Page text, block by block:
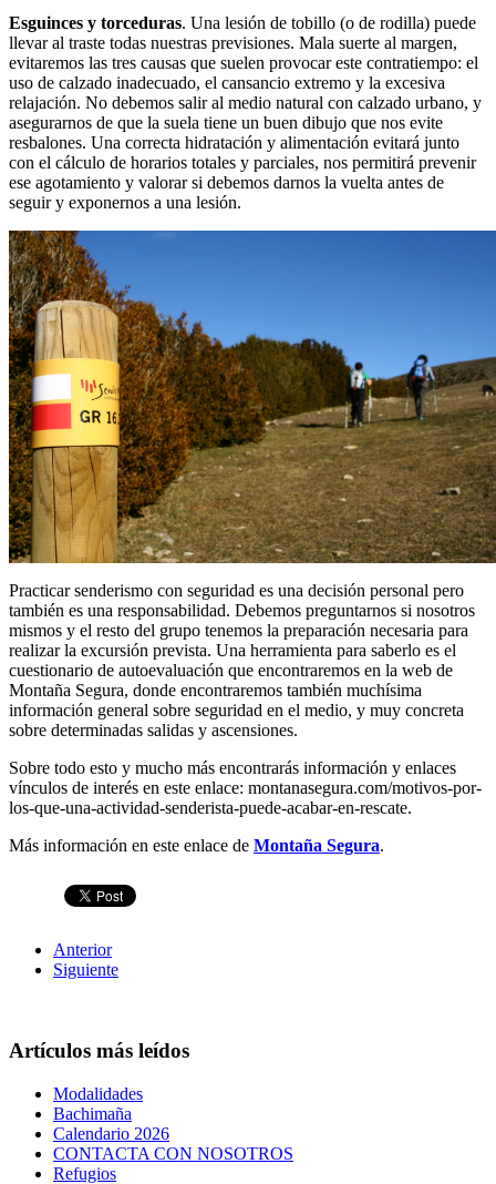
Esguinces y torceduras. Una lesión de tobillo (o de rodilla) puede
llevar al traste todas nuestras previsiones. Mala suerte al margen,
evitaremos las tres causas que suelen provocar este contratiempo: el
uso de calzado inadecuado, el cansancio extremo y la excesiva
relajación. No debemos salir al medio natural con calzado urbano, y
asegurarnos de que la suela tiene un buen dibujo que nos evite
resbalones. Una correcta hidratación y alimentación evitará junto
con el cálculo de horarios totales y parciales, nos permitirá prevenir
ese agotamiento y valorar si debemos darnos la vuelta antes de
seguir y exponernos a una lesión.
Practicar senderismo con seguridad es una decisión personal pero
también es una responsabilidad. Debemos preguntarnos si nosotros
mismos y el resto del grupo tenemos la preparación necesaria para
realizar la excursión prevista. Una herramienta para saberlo es el
cuestionario de autoevaluación que encontraremos en la web de
Montaña Segura, donde encontraremos también muchísima
información general sobre seguridad en el medio, y muy concreta
sobre determinadas salidas y ascensiones.
Sobre todo esto y mucho más encontrarás información y enlaces
vínculos de interés en este enlace: montanasegura.com/motivos-por-
los-que-una-actividad-senderista-puede-acabar-en-rescate.
Más información en este enlace de Montaña Segura.
Anterior
Siguiente
Artículos más leídos
Modalidades
Bachimaña
Calendario 2026
CONTACTA CON NOSOTROS
Refugios